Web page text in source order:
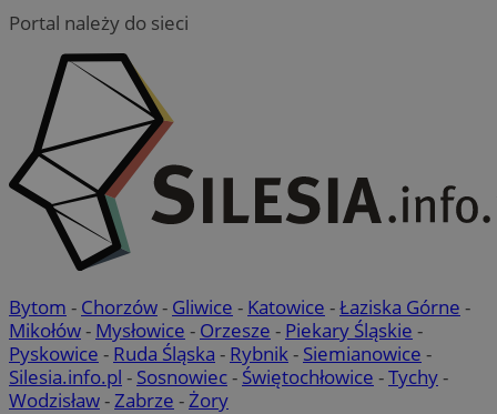
Portal należy do sieci
Bytom - Chorzów- Gliwice - Katowice -Łaziska Górne -
Mikołów- Mysłowice - Orzesze - Piekary Śląskie -
Pyskowice - Ruda Śląska - Rybnik- Siemianowice -
Silesia.info.pl - Sosnowiec- Świętochłowice -Tychy-
Wodzisław-Zabrze -Żory